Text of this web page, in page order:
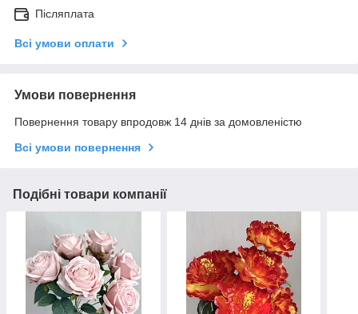
Післяплата
Всі умови оплати
Умови повернення
Повернення товару впродовж 14 днів за домовленістю
Всі умови повернення
Подібні товари компанії